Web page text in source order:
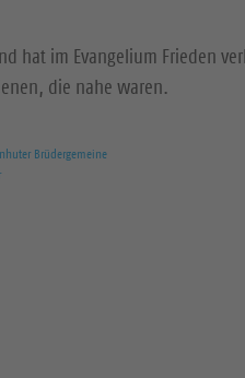
hat im Evangelium Frieden
die nahe waren.
Brüdergemeine